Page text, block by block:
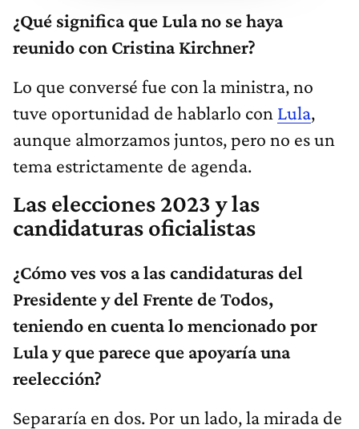
¿Qué significa que Lula no se haya
reunido con Cristina Kirchner?
Lo que conversé fue con la ministra, no
tuve oportunidad de hablarlo con Lula,
aunque almorzamos juntos, pero no es un
tema estrictamente de agenda.
Las elecciones 2023 y las
candidaturas oficialistas
¿Cómo ves vos a las candidaturas del
Presidente y del Frente de Todos,
teniendo en cuenta lo mencionado por
Lula y que parece que apoyaría una
reelección?
Separaría en dos. Por un lado, la mirada de